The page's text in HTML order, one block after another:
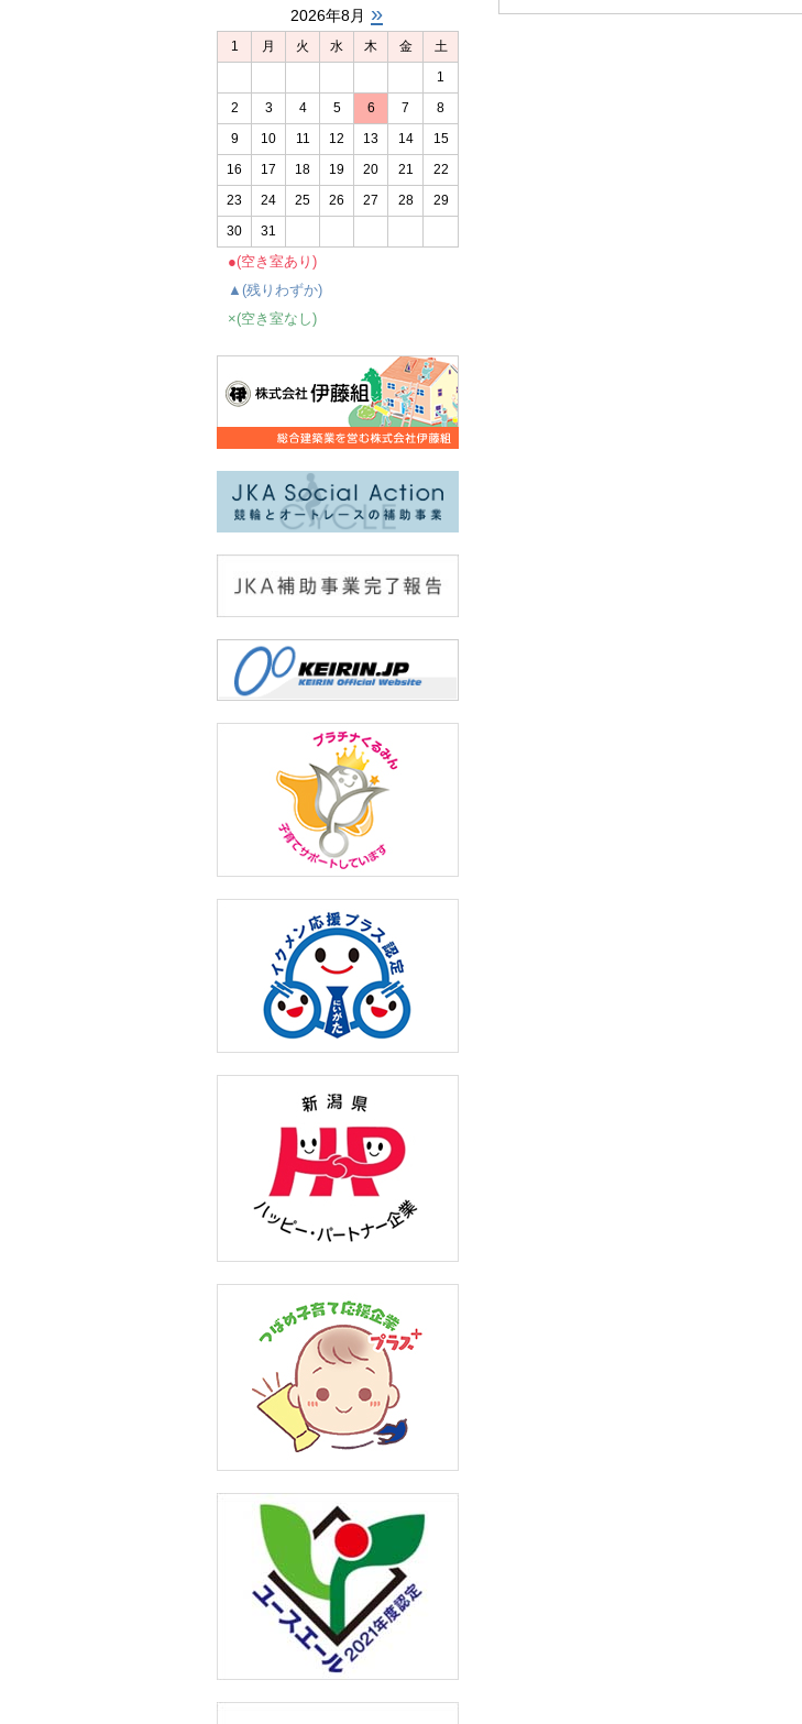
2026年8月 »
1 月 火 水 木 金
土
1
2
3 4 5 6 7
8
9
10 11 12 13 14
15
16
17 18 19 20 21
22
23
24 25 26 27 28
29
30
31
●(空き室あり)
▲(残りわずか)
×(空き室なし)